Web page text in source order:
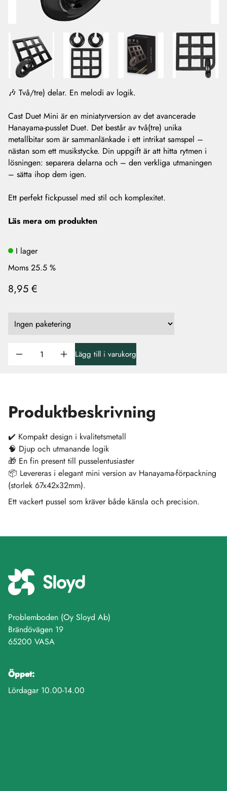
🎶 Två/tre) delar. En melodi av logik.
Cast Duet Mini är en miniatyrversion av det avancerade
Hanayama-pusslet Duet. Det består av två(tre) unika
metallbitar som är sammanlänkade i ett intrikat samspel –
nästan som ett musikstycke. Din uppgift är att hitta rytmen i
lösningen: separera delarna och – den verkliga utmaningen
– sätta ihop dem igen.
Ett perfekt fickpussel med stil och komplexitet.
Läs mera om produkten
I lager
Moms 25.5 %
8,95 €
Lägg till i varukorg
Produktbeskrivning
✔️ Kompakt design i kvalitetsmetall
🧠 Djup och utmanande logik
🎁 En fin present till pusselentusiaster
📦 Levereras i elegant mini version av Hanayama-förpackning
(storlek 67x42x32mm).
Ett vackert pussel som kräver både känsla och precision.
Problemboden (Oy Sloyd Ab)
Brändövägen 19
65200 VASA
Öppet:
Lördagar 10.00-14.00